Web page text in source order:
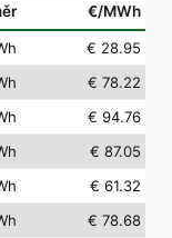
€/MWh
€ 28.95
€ 78.22
€ 94.76
€ 87.05
€ 61.32
€ 78.68